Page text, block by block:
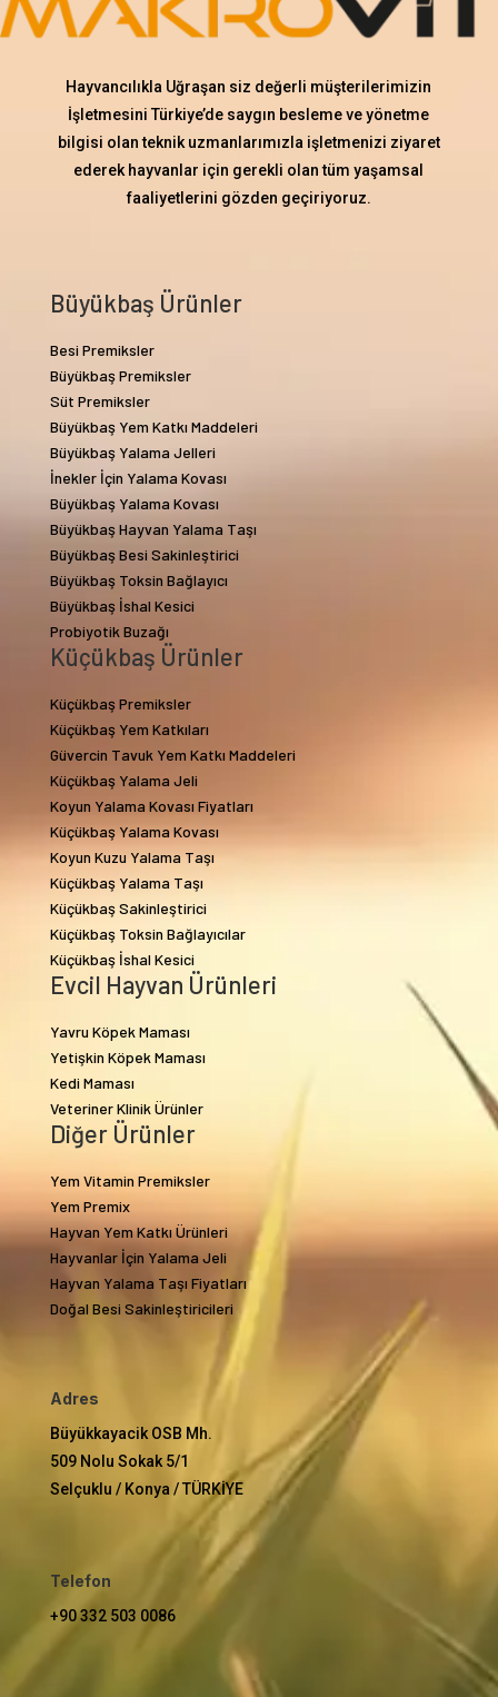
Hayvancılıkla Uğraşan siz değerli müşterilerimizin
İşletmesini Türkiye’de saygın besleme ve yönetme
bilgisi olan teknik uzmanlarımızla işletmenizi ziyaret
ederek hayvanlar için gerekli olan tüm yaşamsal
faaliyetlerini gözden geçiriyoruz.
Büyükbaş Ürünler
Besi Premiksler
Büyükbaş Premiksler
Süt Premiksler
Büyükbaş Yem Katkı Maddeleri
Büyükbaş Yalama Jelleri
İnekler İçin Yalama Kovası
Büyükbaş Yalama Kovası
Büyükbaş Hayvan Yalama Taşı
Büyükbaş Besi Sakinleştirici
Büyükbaş Toksin Bağlayıcı
Büyükbaş İshal Kesici
Probiyotik Buzağı
Küçükbaş Ürünler
Küçükbaş Premiksler
Küçükbaş Yem Katkıları
Güvercin Tavuk Yem Katkı Maddeleri
Küçükbaş Yalama Jeli
Koyun Yalama Kovası Fiyatları
Küçükbaş Yalama Kovası
Koyun Kuzu Yalama Taşı
Küçükbaş Yalama Taşı
Küçükbaş Sakinleştirici
Küçükbaş Toksin Bağlayıcılar
Küçükbaş İshal Kesici
Evcil Hayvan Ürünleri
Yavru Köpek Maması
Yetişkin Köpek Maması
Kedi Maması
Veteriner Klinik Ürünler
Diğer Ürünler
Yem Vitamin Premiksler
Yem Premix
Hayvan Yem Katkı Ürünleri
Hayvanlar İçin Yalama Jeli
Hayvan Yalama Taşı Fiyatları
Doğal Besi Sakinleştiricileri
Adres
Büyükkayacik OSB Mh.
509 Nolu Sokak 5/1
Selçuklu / Konya / TÜRKİYE
Telefon
+90 332 503 0086